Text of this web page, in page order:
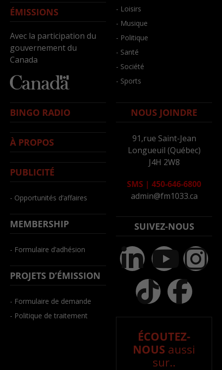
ÉMISSIONS
Avec la participation du
gouvernement du
Canada
- Loisirs
- Musique
- Politique
- Santé
- Société
- Sports
BINGO RADIO
À PROPOS
PUBLICITÉ
- Opportunités d’affaires
MEMBERSHIP
- Formulaire d’adhésion
PROJETS D’ÉMISSION
- Formulaire de demande
- Politique de traitement
NOUS JOINDRE
91,rue Saint-Jean
Longueuil (Québec)
J4H 2W8
SMS | 450-646-6800
admin@fm1033.ca
SUIVEZ-NOUS
ÉCOUTEZ-
NOUS aussi
sur..